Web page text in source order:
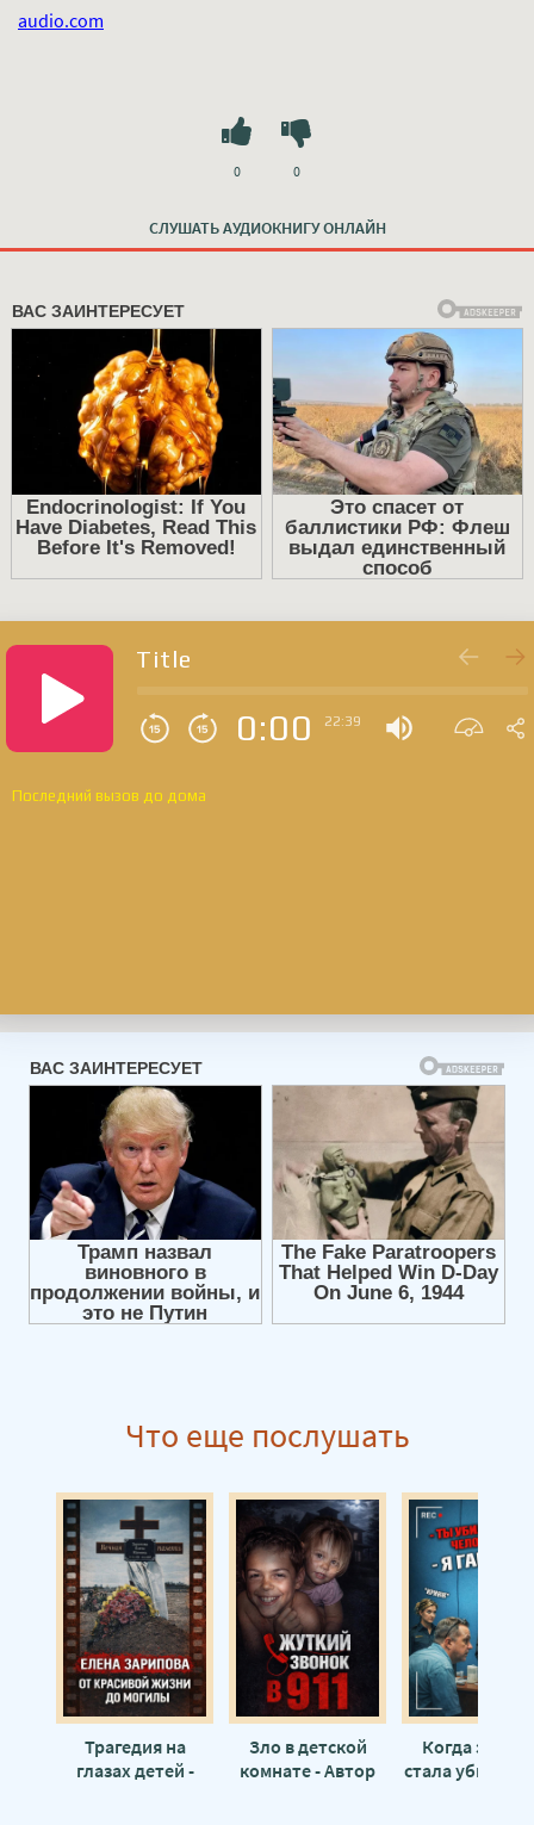
audio.com
СЛУШАТЬ АУДИОКНИГУ ОНЛАЙН
0 0
Title
0:00 22:39
Последний вызов до дома
Что еще послушать
Трагедия на
глазах детей -
Зло в детской
комнате - Автор
Когда
стала